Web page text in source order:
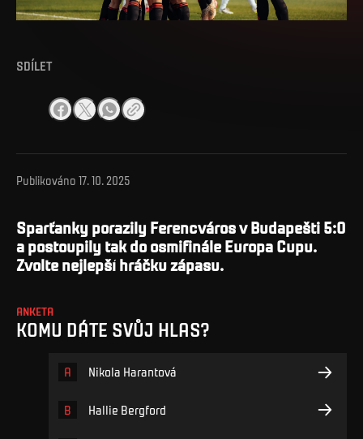
SDÍLET
Publikováno 17. 10. 2025
Sparťanky porazily Ferencváros v Budapešti 5:0
a postoupily tak do osmifinále Europa Cupu.
Zvolte nejlepší hráčku zápasu.
ANKETA
KOMU DÁTE SVŮJ HLAS?
A Nikola Harantová
B Hallie Bergford